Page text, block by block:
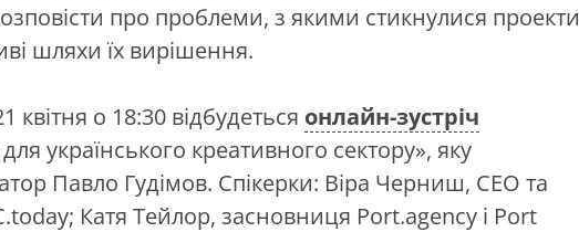
про проблеми, з якими стикнулися проекти
шляхи їх вирішення.
квітня о 18:30 відбудеться онлайн-зустріч
для українського креативного сектору», яку
Павло Гудімов. Спікерки: Віра Черниш, СЕО та
Катя Тейлор, засновниця Port.agency і Port